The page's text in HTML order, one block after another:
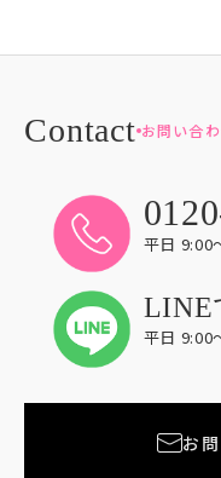
お問い合
平日 9:00
LINE
平日 9:00
お